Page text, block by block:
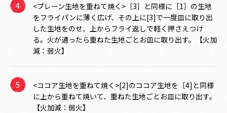
<プレーン生地を重ねて焼く>［3］と同様に［1］の生地
をフライパンに薄く広げ、その上に[3]で一度皿に取り出
した生地をのせ、上からフライ返しで軽く押さえつけ
る。火が通ったら重ねた生地ごとお皿に取り出す。【火加
減：弱火】
<ココア生地を重ねて焼く>[2]のココア生地を［4]と同様
に上から重ねて焼いて、重ねた生地ごとお皿に取り出す。
【火加減：弱火】